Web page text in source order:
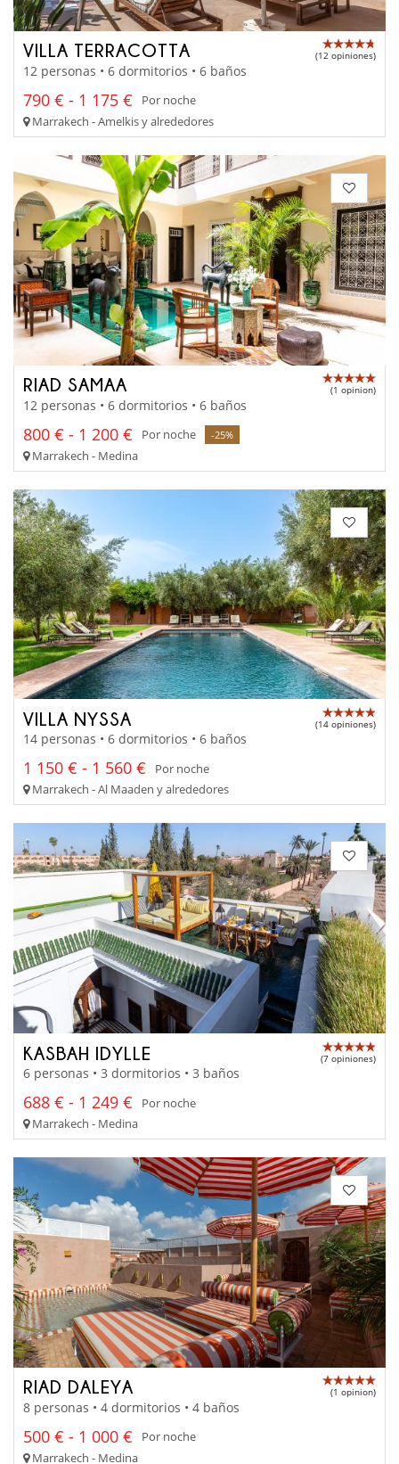
VILLA TERRACOTTA (12 opiniones)
12 personas • 6 dormitorios • 6 baños
790 € - 1 175 €
Por noche
Marrakech - Amelkis y alrededores
RIAD SAMAA (1 opinion)
12 personas • 6 dormitorios • 6 baños
800 € - 1 200 € Por noche -25%
Marrakech - Medina
VILLA NYSSA (14 opiniones)
14 personas • 6 dormitorios • 6 baños
1 150 € - 1 560 €
Por noche
Marrakech - Al Maaden y alrededores
KASBAH IDYLLE (7 opiniones)
6 personas • 3 dormitorios • 3 baños
688 € - 1 249 €
Por noche
Marrakech - Medina
RIAD DALEYA (1 opinion)
8 personas • 4 dormitorios • 4 baños
500 € - 1 000 €
Por noche
Marrakech - Medina